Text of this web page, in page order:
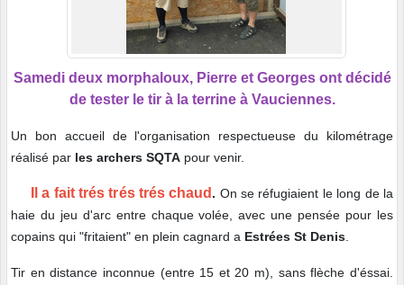
Samedi deux morphaloux, Pierre et Georges ont décidé
de tester le tir à la terrine à Vauciennes.
Un bon accueil de l'organisation respectueuse du kilométrage
réalisé par les archers SQTA pour venir.
Il a fait trés trés trés chaud . On se réfugiaient le long de la
haie du jeu d'arc entre chaque volée, avec une pensée pour les
copains qui "fritaient" en plein cagnard a Estrées St Denis
Tir en distance inconnue (entre 15 et 20 m), sans flèche d'éssai.